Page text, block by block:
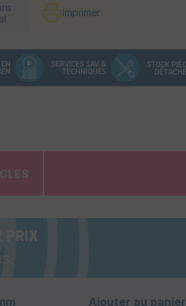
Imprimer
PRIX
Ajouter au panier